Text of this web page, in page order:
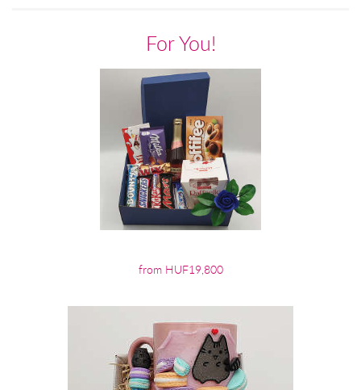
For You!
from HUF19,800